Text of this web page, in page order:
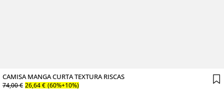
CAMISA MANGA CURTA TEXTURA RISCAS
74,00€ 26,64€ (60%+10%)